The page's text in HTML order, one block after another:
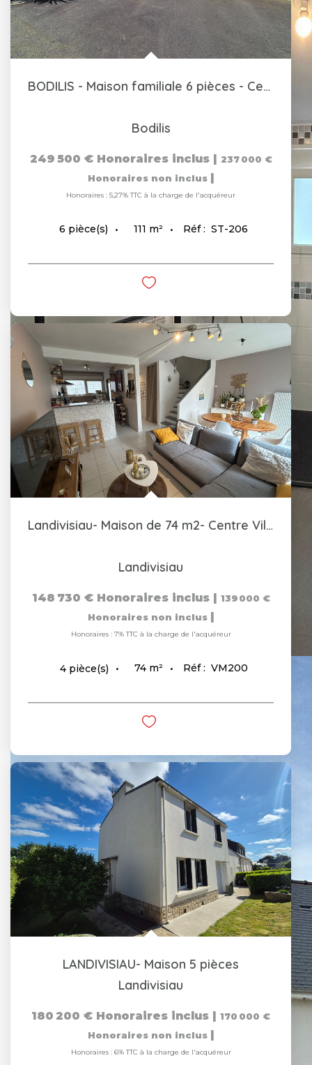
BODILIS - Maison familiale 6 pièces - Centre bourg
Bodilis
249 500 € Honoraires inclus | 237 000 €
Honoraires non inclus |
Honoraires : 5,27% TTC à la charge de l'acquéreur
6 pièce(s) 111 m² Réf : ST-206
Landivisiau- Maison de 74 m2- Centre Ville
Landivisiau
148 730 € Honoraires inclus | 139 000 €
Honoraires non inclus |
Honoraires : 7% TTC à la charge de l'acquéreur
4 pièce(s) 74 m² Réf : VM200
LANDIVISIAU- Maison 5 pièces
Landivisiau
180 200 € Honoraires inclus
170 000 €
Honoraires non inclus
Honoraires : 6% TTC à la charge de l'acquéreur